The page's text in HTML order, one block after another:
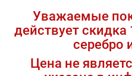
Уважаемые
действует
серебро
Цена не